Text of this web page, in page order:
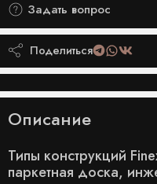
Задать вопрос
Поделиться
Описание
Типы конструкций
паркетная доска,